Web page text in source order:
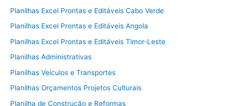
Planilhas Excel Prontas e Editáveis Cabo Verde
Planilhas Excel Prontas e Editáveis Angola
Planilhas Excel Prontas e Editáveis Timor-Leste
Planilhas Administrativas
Planilhas Veículos e Transportes
Planilhas Orçamentos Projetos Culturais
Planilha de Construção e Reformas